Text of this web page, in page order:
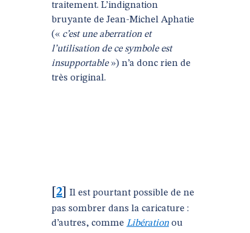
traitement. L’indignation
bruyante de Jean-Michel Aphatie
(« c’est une aberration et
l’utilisation de ce symbole est
insupportable») n’a donc rien de
très original.
2
Il est pourtant possible de ne
pas sombrer dans la caricature :
d’autres, comme Libération ou